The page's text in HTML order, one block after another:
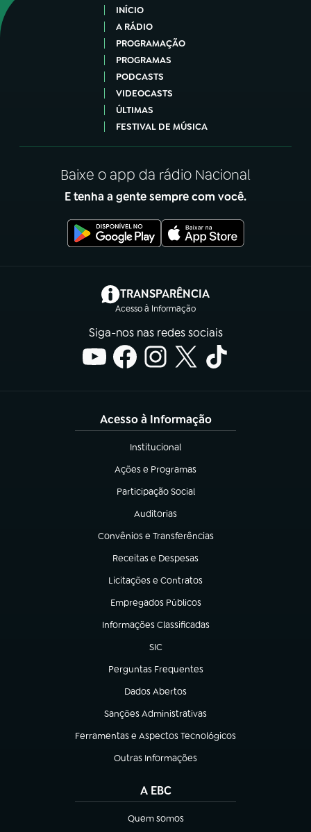
INÍCIO
A RÁDIO
PROGRAMAÇÃO
PROGRAMAS
PODCASTS
VIDEOCASTS
ÚLTIMAS
FESTIVAL DE MÚSICA
Baixe o app da rádio Nacional
E tenha a gente sempre com você.
TRANSPARÊNCIA
Acesso à Informação
(abre em nova aba)
Siga-nos nas redes sociais
Acesso à Informação
Institucional
(abre em nova aba)
Ações e Programas
(abre em nova aba)
Participação Social
(abre em nova aba)
Auditorias
(abre em nova aba)
Convênios e Transferências
(abre em nova aba)
Receitas e Despesas
(abre em nova aba)
Licitações e Contratos
(abre em nova aba)
Empregados Públicos
(abre em nova aba)
Informações Classificadas
(abre em nova aba)
SIC
(abre em nova aba)
Perguntas Frequentes
(abre em nova aba)
Dados Abertos
(abre em nova aba)
Sanções Administrativas
(abre em nova aba)
Ferramentas e Aspectos Tecnológicos
(abre em nova aba)
Outras Informações
(abre em nova aba)
A EBC
Quem somos
(abre em nova aba)